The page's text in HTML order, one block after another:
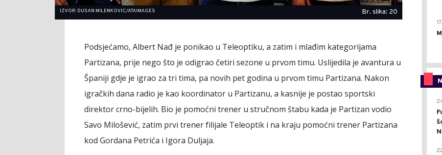
IZVOR: DUSAN MILENKOVIC/ATAIMAGES Br. slika: 20
Podsjećamo, Albert Nađ je ponikao u Teleoptiku, a zatim i mlađim kategorijama
Partizana, prije nego što je odigrao četiri sezone u prvom timu. Uslijedila je avantura u
Španiji gdje je igrao za tri tima, pa novih pet godina u prvom timu Partizana. Nakon
igračkih dana radio je kao koordinator u Partizanu, a kasnije je postao sportski
direktor crno-bijelih. Bio je pomoćni trener u stručnom štabu kada je Partizan vodio
Savo Milošević, zatim prvi trener filijale Teleoptik i na kraju pomoćni trener Partizana
kod Gordana Petrića i Igora Duljaja.